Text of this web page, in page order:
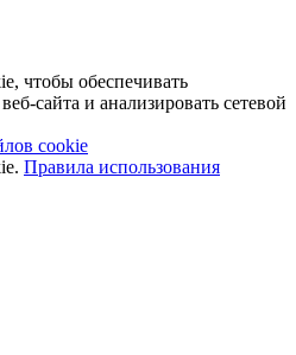
чтобы обеспечивать
сайта и анализировать сетевой
cookie
Правила использования